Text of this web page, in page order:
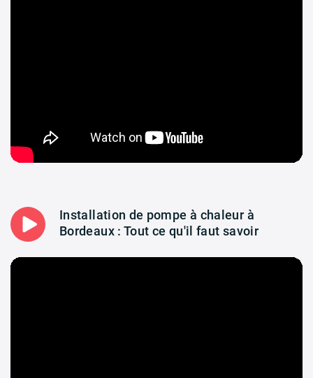
Installation de pompe à chaleur à
Bordeaux : Tout ce qu'il faut savoir